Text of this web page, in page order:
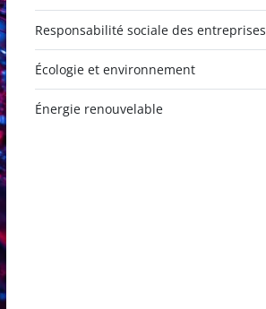
Responsabilité sociale des entreprises
Écologie et environnement
Énergie renouvelable